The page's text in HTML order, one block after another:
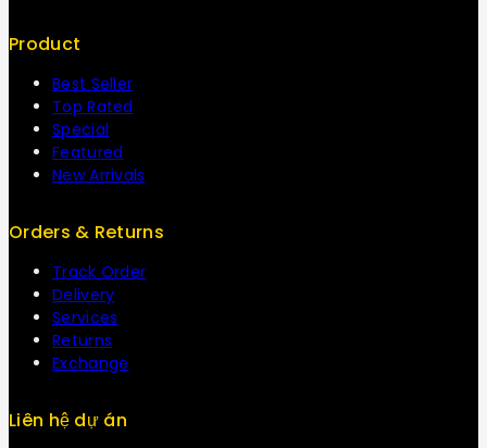
Product
Best Seller
Top Rated
Special
Featured
New Arrivals
Orders & Returns
Track Order
Delivery
Services
Returns
Exchange
Liên hệ dự án